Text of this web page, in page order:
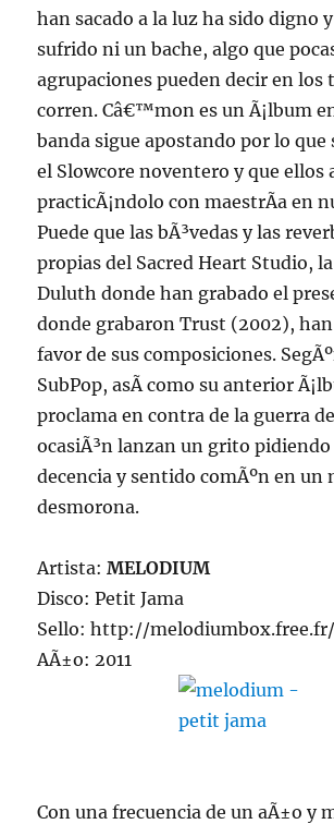
han sacado a la luz ha sido digno
sufrido ni un bache, algo que
agrupaciones pueden decir en los
corren. Câ€™mon es un Ã¡lbum
banda sigue apostando por lo que
el Slowcore noventero y que ellos
practicÃ¡ndolo con maestrÃ­a en
Puede que las bÃ³vedas y las
propias del Sacred Heart Studio,
Duluth donde han grabado el
donde grabaron Trust (2002),
favor de sus composiciones.
SubPop, asÃ­ como su anterior
proclama en contra de la guerra
ocasiÃ³n lanzan un grito pidiendo
decencia y sentido comÃºn en un
desmorona.
Artista:MELODIUM
Disco: Petit Jama
Sello: http://melodiumbox.free.fr/
AÃ±o: 2011
Con una frecuencia de un aÃ±o y